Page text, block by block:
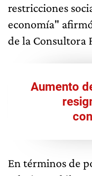
restricciones
economía"
de la Consultora
Aumento
En términos de